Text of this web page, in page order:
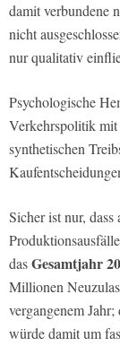
damit verbundene
nicht
nur qualitativ
Psychologische
Verkehrspolitik
synthetischen
Sicher ist nur,
dasGesamtjahr
Millionen
vergangenem
würde damit um